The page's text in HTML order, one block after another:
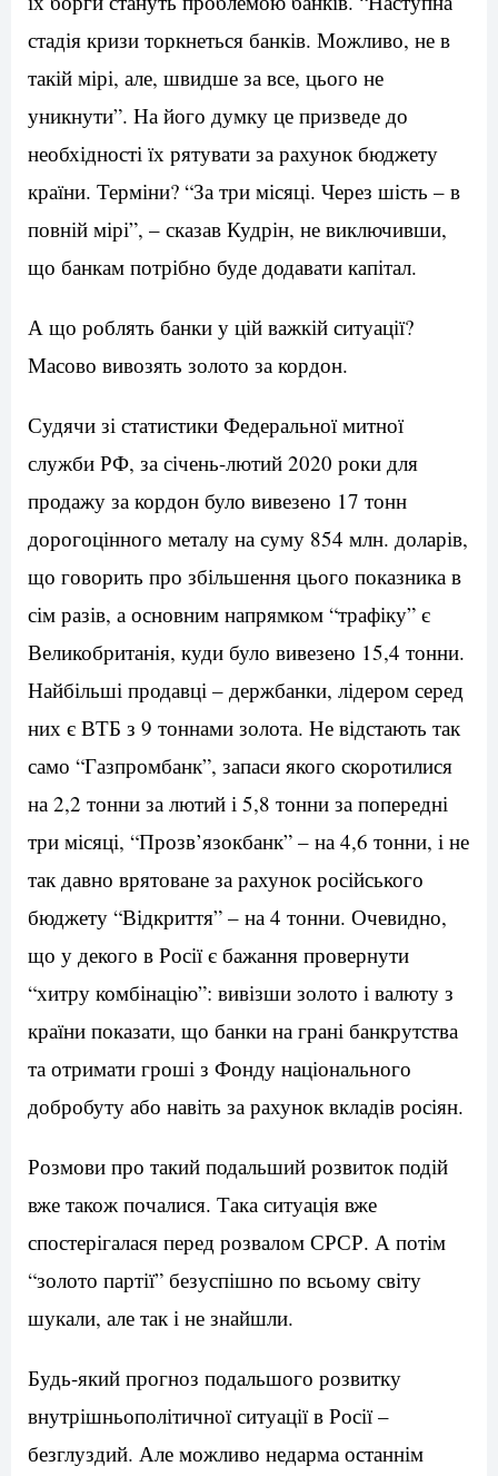
стадія кризи торкнеться банків. Можливо, не в
такій мірі, але, швидше за все, цього не
уникнути”. На його думку це призведе до
необхідності їх рятувати за рахунок бюджету
країни. Терміни? “За три місяці. Через шість – в
повній мірі”, – сказав Кудрін, не виключивши,
що банкам потрібно буде додавати капітал.
А що роблять банки у цій важкій ситуації?
Масово вивозять золото за кордон.
Судячи зі статистики Федеральної митної
служби РФ, за січень-лютий 2020 роки для
продажу за кордон було вивезено 17 тонн
дорогоцінного металу на суму 854 млн. доларів,
що говорить про збільшення цього показника в
сім разів, а основним напрямком “трафіку” є
Великобританія, куди було вивезено 15,4 тонни.
Найбільші продавці – держбанки, лідером серед
них є ВТБ з 9 тоннами золота. Не відстають так
само “Газпромбанк”, запаси якого скоротилися
на 2,2 тонни за лютий і 5,8 тонни за попередні
три місяці, “Прозв’язокбанк” – на 4,6 тонни, і не
так давно врятоване за рахунок російського
бюджету “Відкриття” – на 4 тонни. Очевидно,
що у декого в Росії є бажання провернути
“хитру комбінацію”: вивізши золото і валюту з
країни показати, що банки на грані банкрутства
та отримати гроші з Фонду національного
добробуту або навіть за рахунок вкладів росіян.
Розмови про такий подальший розвиток подій
вже також почалися. Така ситуація вже
спостерігалася перед розвалом СРСР. А потім
“золото партії” безуспішно по всьому світу
шукали, але так і не знайшли.
Будь-який прогноз подальшого розвитку
внутрішньополітичної ситуації в Росії –
безглуздий. Але можливо недарма останнім